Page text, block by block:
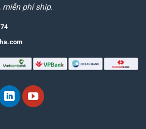
miễn phí ship.